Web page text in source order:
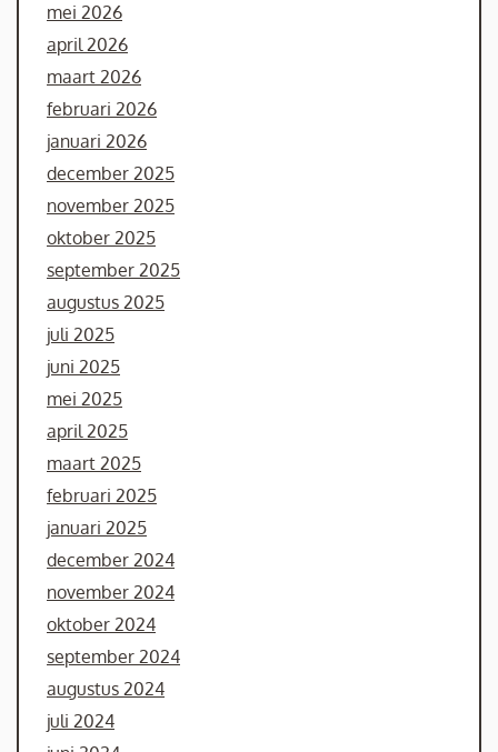
mei 2026
april 2026
maart 2026
februari 2026
januari 2026
december 2025
november 2025
oktober 2025
september 2025
augustus 2025
juli 2025
juni 2025
mei 2025
april 2025
maart 2025
februari 2025
januari 2025
december 2024
november 2024
oktober 2024
september 2024
augustus 2024
juli 2024